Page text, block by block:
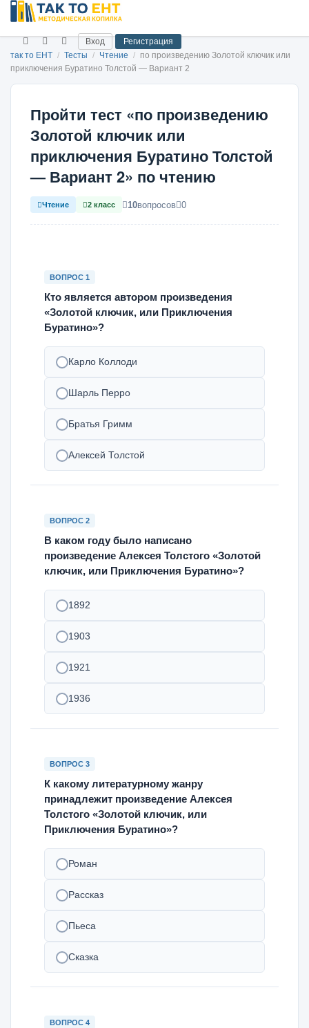
Вход
Регистрация
так то ЕНТ / Тесты / Чтение / по произведению Золотой ключик или
приключения Буратино Толстой — Вариант 2
Пройти тест «по произведению
Золотой ключик или
приключения Буратино Толстой
— Вариант 2» по чтению
Чтение 2 класс 10вопросов 0
ВОПРОС 1
Кто является автором произведения
«Золотой ключик, или Приключения
Буратино»?
Карло Коллоди
Шарль Перро
Братья Гримм
Алексей Толстой
ВОПРОС 2
В каком году было написано
произведение Алексея Толстого «Золотой
ключик, или Приключения Буратино»?
1892
1903
1921
1936
ВОПРОС 3
К какому литературному жанру
принадлежит произведение Алексея
Толстого «Золотой ключик, или
Приключения Буратино»?
Роман
Рассказ
Пьеса
Сказка
ВОПРОС 4